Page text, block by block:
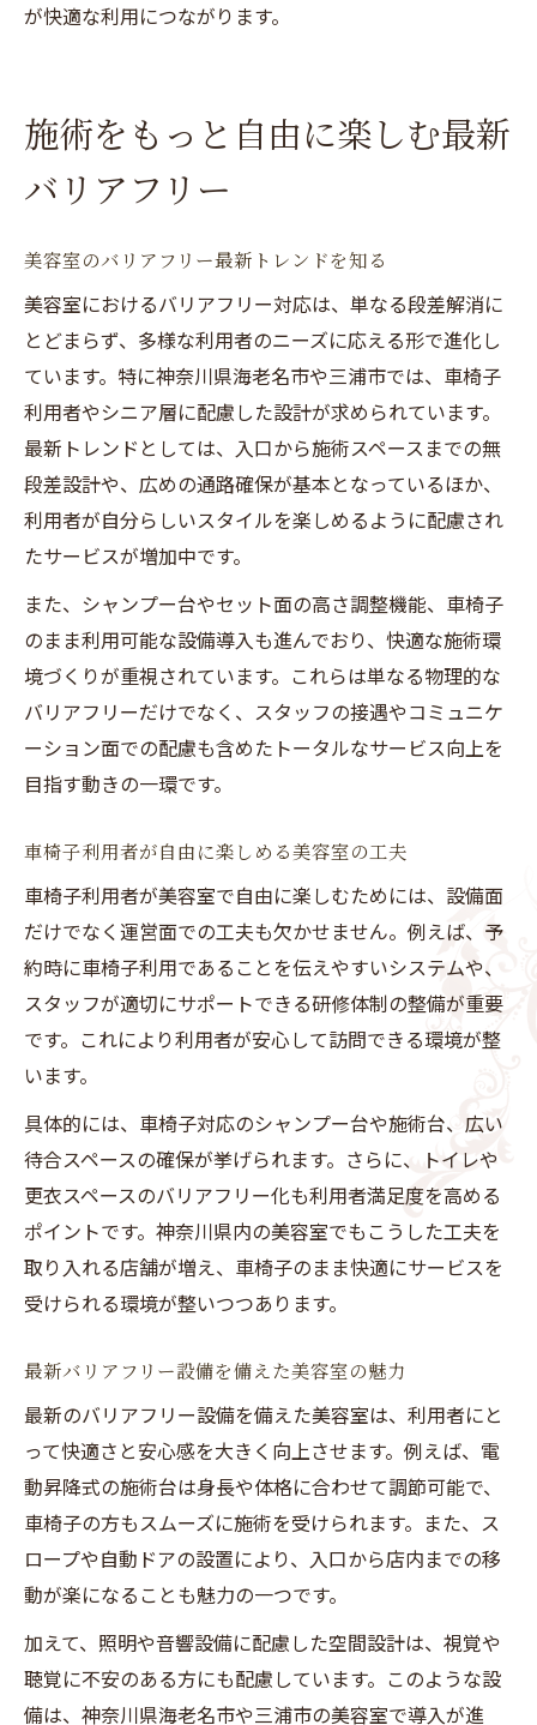
が快適な利用につながります。
施術をもっと自由に楽しむ最新
バリアフリー
美容室のバリアフリー最新トレンドを知る
美容室におけるバリアフリー対応は、単なる段差解消に
とどまらず、多様な利用者のニーズに応える形で進化し
ています。特に神奈川県海老名市や三浦市では、車椅子
利用者やシニア層に配慮した設計が求められています。
最新トレンドとしては、入口から施術スペースまでの無
段差設計や、広めの通路確保が基本となっているほか、
利用者が自分らしいスタイルを楽しめるように配慮され
たサービスが増加中です。
また、シャンプー台やセット面の高さ調整機能、車椅子
のまま利用可能な設備導入も進んでおり、快適な施術環
境づくりが重視されています。これらは単なる物理的な
バリアフリーだけでなく、スタッフの接遇やコミュニケ
ーション面での配慮も含めたトータルなサービス向上を
目指す動きの一環です。
車椅子利用者が自由に楽しめる美容室の工夫
車椅子利用者が美容室で自由に楽しむためには、設備面
だけでなく運営面での工夫も欠かせません。例えば、予
約時に車椅子利用であることを伝えやすいシステムや、
スタッフが適切にサポートできる研修体制の整備が重要
です。これにより利用者が安心して訪問できる環境が整
います。
具体的には、車椅子対応のシャンプー台や施術台、広い
待合スペースの確保が挙げられます。さらに、トイレや
更衣スペースのバリアフリー化も利用者満足度を高める
ポイントです。神奈川県内の美容室でもこうした工夫を
取り入れる店舗が増え、車椅子のまま快適にサービスを
受けられる環境が整いつつあります。
最新バリアフリー設備を備えた美容室の魅力
最新のバリアフリー設備を備えた美容室は、利用者にと
って快適さと安心感を大きく向上させます。例えば、電
動昇降式の施術台は身長や体格に合わせて調節可能で、
車椅子の方もスムーズに施術を受けられます。また、ス
ロープや自動ドアの設置により、入口から店内までの移
動が楽になることも魅力の一つです。
加えて、照明や音響設備に配慮した空間設計は、視覚や
聴覚に不安のある方にも配慮しています。このような設
備は、神奈川県海老名市や三浦市の美容室で導入が進